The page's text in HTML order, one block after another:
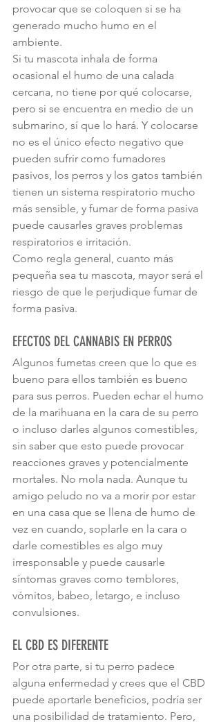
provocar que se coloquen si se ha
generado mucho humo en el
ambiente.
Si tu mascota inhala de forma
ocasional el humo de una calada
cercana, no tiene por qué colocarse,
pero si se encuentra en medio de un
submarino, sí que lo hará. Y colocarse
no es el único efecto negativo que
pueden sufrir como fumadores
pasivos, los perros y los gatos también
tienen un sistema respiratorio mucho
más sensible, y fumar de forma pasiva
puede causarles graves problemas
respiratorios e irritación.
Como regla general, cuanto más
pequeña sea tu mascota, mayor será el
riesgo de que le perjudique fumar de
forma pasiva.
EFECTOS DEL CANNABIS EN PERROS
Algunos fumetas creen que lo que es
bueno para ellos también es bueno
para sus perros. Pueden echar el humo
de la marihuana en la cara de su perro
o incluso darles algunos comestibles,
sin saber que esto puede provocar
reacciones graves y potencialmente
mortales. No mola nada. Aunque tu
amigo peludo no va a morir por estar
en una casa que se llena de humo de
vez en cuando, soplarle en la cara o
darle comestibles es algo muy
irresponsable y puede causarle
síntomas graves como temblores,
vómitos, babeo, letargo, e incluso
convulsiones.
EL CBD ES DIFERENTE
Por otra parte, si tu perro padece
alguna enfermedad y crees que el CBD
puede aportarle beneficios, podría ser
una posibilidad de tratamiento. Pero,